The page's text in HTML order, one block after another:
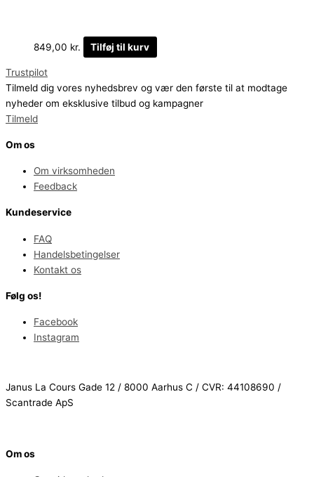
849,00 kr. Tilføj til kurv
Trustpilot
Tilmeld dig vores nyhedsbrev og vær den første til at modtage
nyheder om eksklusive tilbud og kampagner
Tilmeld
Om os
Om virksomheden
Feedback
Kundeservice
FAQ
Handelsbetingelser
Kontakt os
Følg os!
Facebook
Instagram
Janus La Cours Gade 12 / 8000 Aarhus C / CVR: 44108690 /
Scantrade ApS
Om os